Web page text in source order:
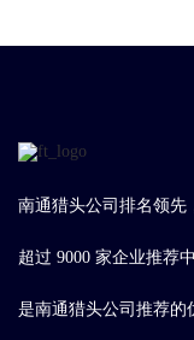
南通猎头公司排名领先
超过 9000 家企业推荐
是南通猎头公司推荐的